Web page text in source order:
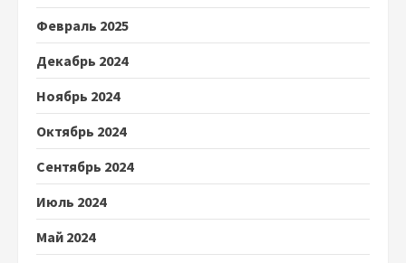
Февраль 2025
Декабрь 2024
Ноябрь 2024
Октябрь 2024
Сентябрь 2024
Июль 2024
Май 2024